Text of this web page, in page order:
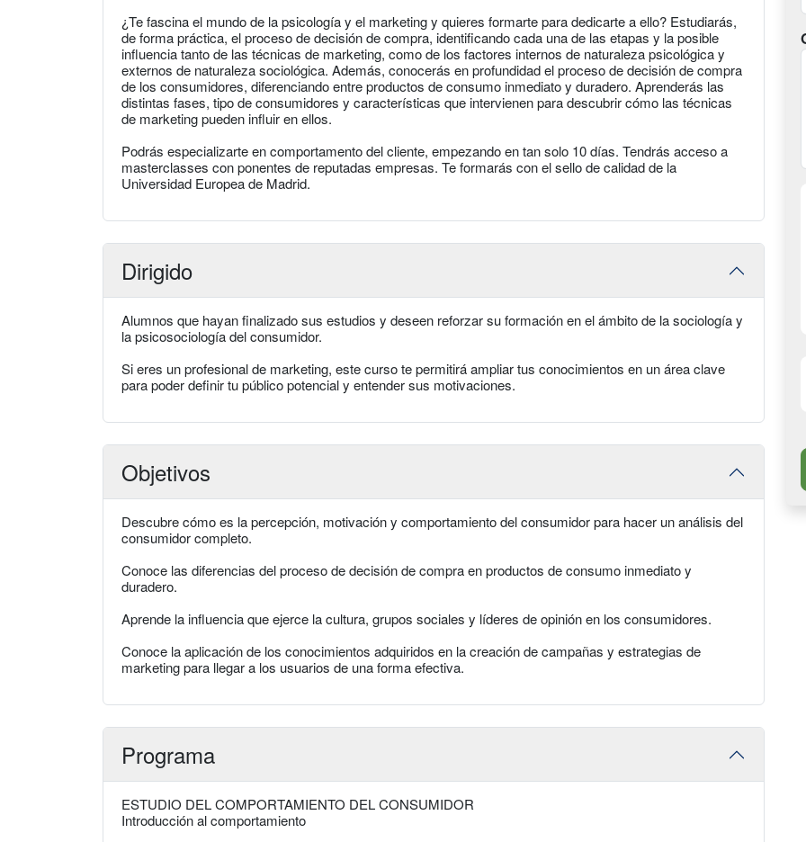
¿Te fascina el mundo de la psicología y el marketing y quieres formarte para dedicarte a ello? Estudiarás,
de forma práctica, el proceso de decisión de compra, identificando cada una de las etapas y la posible
influencia tanto de las técnicas de marketing, como de los factores internos de naturaleza psicológica y
externos de naturaleza sociológica. Además, conocerás en profundidad el proceso de decisión de compra
de los consumidores, diferenciando entre productos de consumo inmediato y duradero. Aprenderás las
distintas fases, tipo de consumidores y características que intervienen para descubrir cómo las técnicas
de marketing pueden influir en ellos.
Podrás especializarte en comportamento del cliente, empezando en tan solo 10 días. Tendrás acceso a
masterclasses con ponentes de reputadas empresas. Te formarás con el sello de calidad de la
Universidad Europea de Madrid.
Dirigido
Alumnos que hayan finalizado sus estudios y deseen reforzar su formación en el ámbito de la sociología y
la psicosociología del consumidor.
Si eres un profesional de marketing, este curso te permitirá ampliar tus conocimientos en un área clave
para poder definir tu público potencial y entender sus motivaciones.
Objetivos
Descubre cómo es la percepción, motivación y comportamiento del consumidor para hacer un análisis del
consumidor completo.
Conoce las diferencias del proceso de decisión de compra en productos de consumo inmediato y
duradero.
Aprende la influencia que ejerce la cultura, grupos sociales y líderes de opinión en los consumidores.
Conoce la aplicación de los conocimientos adquiridos en la creación de campañas y estrategias de
marketing para llegar a los usuarios de una forma efectiva.
Programa
ESTUDIO DEL COMPORTAMIENTO DEL CONSUMIDOR
Introducción al comportamiento